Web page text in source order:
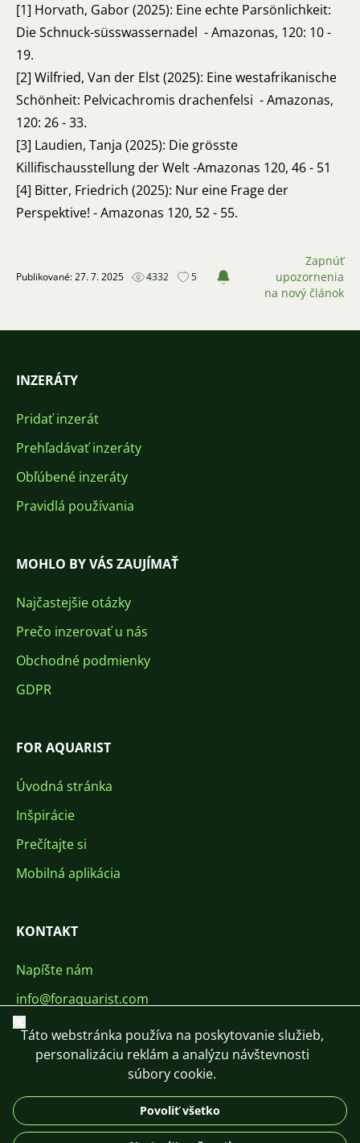
[1] Horvath, Gabor (2025): Eine echte Parsönlichkeit:
Die Schnuck-süsswassernadel - Amazonas, 120: 10 -
19.
[2] Wilfried, Van der Elst (2025): Eine westafrikanische
Schönheit: Pelvicachromis drachenfelsi - Amazonas,
120: 26 - 33.
[3] Laudien, Tanja (2025): Die grösste
Killifischausstellung der Welt -Amazonas 120, 46 - 51
[4] Bitter, Friedrich (2025): Nur eine Frage der
Perspektive! - Amazonas 120, 52 - 55.
Publikované: 27. 7. 2025 4332 5
Zapnúť
upozornenia
na nový článok
INZERÁTY
Pridať inzerát
Prehľadávať inzeráty
Obľúbené inzeráty
Pravidlá používania
MOHLO BY VÁS ZAUJÍMAŤ
Najčastejšie otázky
Prečo inzerovať u nás
Obchodné podmienky
GDPR
FOR AQUARIST
Úvodná stránka
Inšpirácie
Prečítajte si
Mobilná aplikácia
KONTAKT
Napíšte nám
info@foraquarist.com
+420 603 449 602
Zavrieť
Táto webstránka používa na poskytovanie služieb,
personalizáciu reklám a analýzu návštevnosti
súbory cookie.
Povoliť všetko